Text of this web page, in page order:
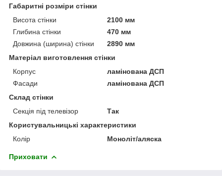
Габаритні розміри стінки
Висота стінки
2100 мм
Глибина стінки
470 мм
Довжина (ширина) стінки
2890 мм
Матеріал виготовлення стінки
Корпус
ламінована ДСП
Фасади
ламінована ДСП
Склад стінки
Секція під телевізор
Так
Користувальницькі характеристики
Колір
Моноліт/аляска
Приховати